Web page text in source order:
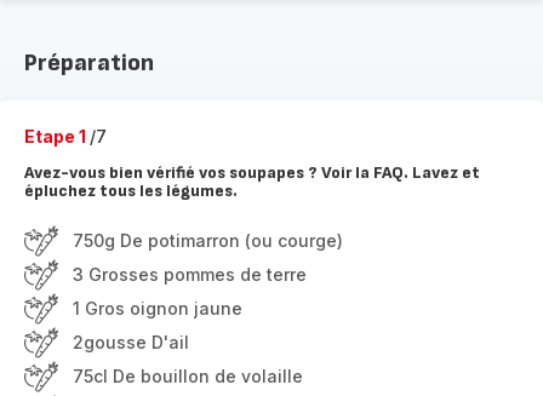
Préparation
Etape 1 /7
Avez-vous bien vérifié vos soupapes ? Voir la FAQ. Lavez et
épluchez tous les légumes.
750g De potimarron (ou courge)
3 Grosses pommes de terre
1 Gros oignon jaune
2gousse D'ail
75cl De bouillon de volaille